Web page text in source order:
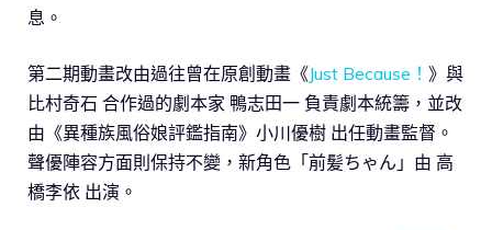
息。
第二期動畫改由過往曾在原創動畫《Just Because！ 》與
比村奇石 合作過的劇本家 鴨志田一 負責劇本統籌，並改
由《異種族風俗娘評鑑指南》小川優樹 出任動畫監督。
聲優陣容方面則保持不變，新角色「前髪ちゃん」由 高
橋李依 出演。